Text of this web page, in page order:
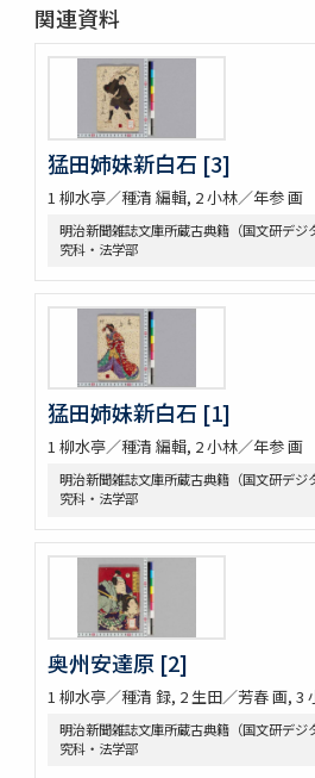
関連資料
猛田姉妹新白石 [3]
1 柳水亭／種清 編輯, 2 小林／年参 画
明治新聞雑誌文庫所蔵古典籍（国文研デジ
究科・法学部
猛田姉妹新白石 [1]
1 柳水亭／種清 編輯, 2 小林／年参 画
明治新聞雑誌文庫所蔵古典籍（国文研デジ
究科・法学部
奥州安達原 [2]
1 柳水亭／種清 録, 2 生田／芳春 画, 3
明治新聞雑誌文庫所蔵古典籍（国文研デジ
究科・法学部